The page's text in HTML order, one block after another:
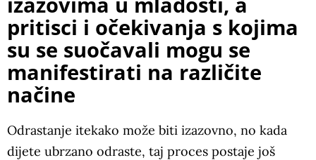
pritisci i očekivanja s kojima
su se suočavali mogu se
manifestirati na različite
načine
Odrastanje itekako može biti izazovno, no kada
dijete ubrzano odraste, taj proces postaje još